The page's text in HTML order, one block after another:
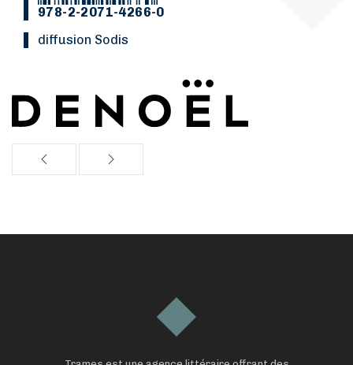
978-2-2071-4266-0
Diffusion Sodis